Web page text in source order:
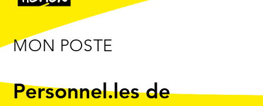
MON POSTE
Personnel.les de